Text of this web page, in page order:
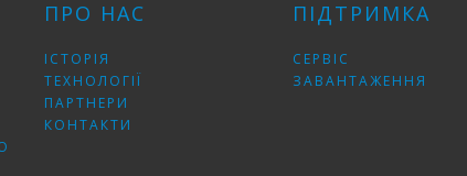
ПРО НАС
ІСТОРІЯ
ТЕХНОЛОГІЇ
ПАРТНЕРИ
КОНТАКТИ
ПІДТРИМКА
СЕРВІС
ЗАВАНТАЖЕННЯ